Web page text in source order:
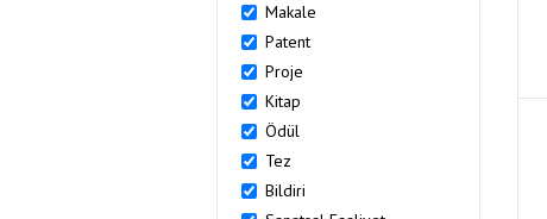
Makale
Patent
Proje
Kitap
Ödül
Tez
Bildiri